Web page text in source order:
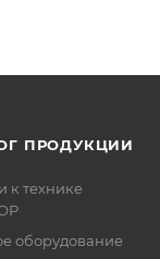
ПРОДУКЦИИ
к технике
оборудование